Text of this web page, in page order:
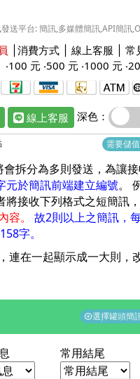
送平台: 簡訊,多媒體簡訊,API簡訊
消費方式 線上客服
常
100 元 ‧500 元 ‧1000 元 ‧
線上客服 深色：
需要儲
拆分為多則發送，為讓
元於簡訊前端建立編號。
將接收下列格式之短簡訊，
容。
故2則以上之簡訊，
字。
在一起顯示成一大則，
add_circle選擇罐頭簡
常用結尾